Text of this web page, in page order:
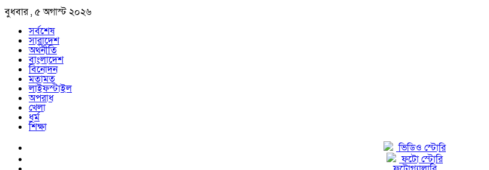
বুধবার , ৫ অগাস্ট ২০২৬
সর্বশেষ
সারাদেশ
অর্থনীতি
বাংলাদেশ
বিনোদন
মতামত
লাইফস্টাইল
অপরাধ
খেলা
ধর্ম
শিক্ষা
ভিডিও স্টোরি
ফটো স্টোরি